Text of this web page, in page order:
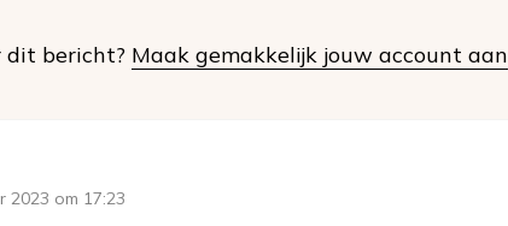
dit bericht? Maak gemakkelijk jouw account aan
2023 om 17:23